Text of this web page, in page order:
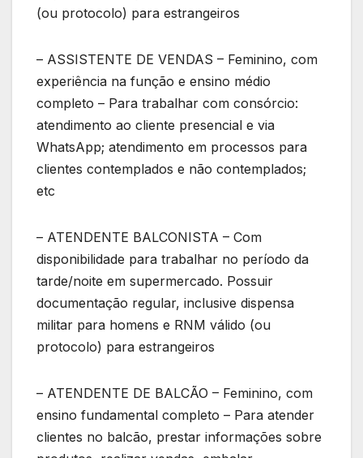
(ou protocolo) para estrangeiros
– ASSISTENTE DE VENDAS – Feminino, com
experiência na função e ensino médio
completo – Para trabalhar com consórcio:
atendimento ao cliente presencial e via
WhatsApp; atendimento em processos para
clientes contemplados e não contemplados;
etc
– ATENDENTE BALCONISTA – Com
disponibilidade para trabalhar no período da
tarde/noite em supermercado. Possuir
documentação regular, inclusive dispensa
militar para homens e RNM válido (ou
protocolo) para estrangeiros
– ATENDENTE DE BALCÃO – Feminino, com
ensino fundamental completo – Para atender
clientes no balcão, prestar informações sobre